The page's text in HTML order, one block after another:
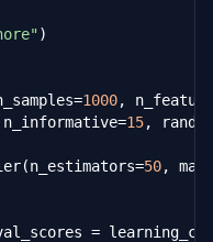
)
1000,
15,
50,
=